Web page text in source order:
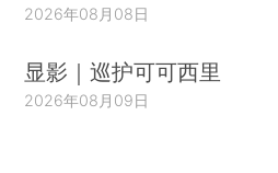
2026年08月08日
显影｜巡护可可西里
2026年08月09日